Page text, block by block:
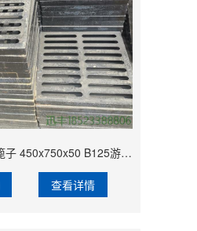
重庆球墨铸铁水篦子 450x750x50 B125游乐场常用 重庆加工 排水效果好
查看详情